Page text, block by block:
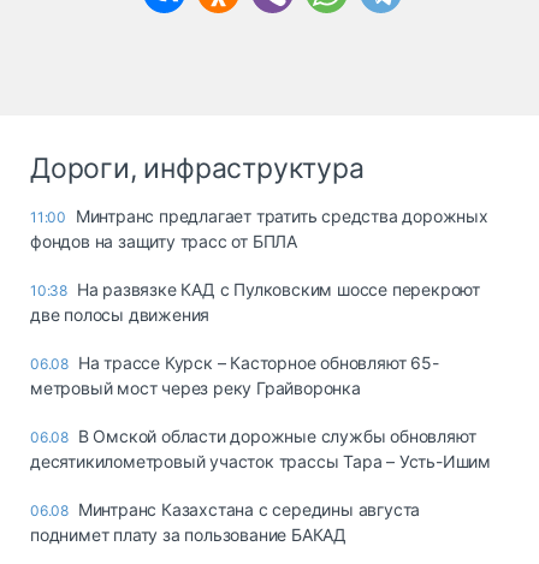
Дороги, инфраструктура
11:00
Минтранс предлагает тратить средства дорожных
фондов на защиту трасс от БПЛА
10:38 На развязке КАД с Пулковским шоссе перекроют
две полосы движения
06.08 На трассе Курск – Касторное обновляют 65-
метровый мост через реку Грайворонка
06.08 В Омской области дорожные службы обновляют
десятикилометровый участок трассы Тара – Усть-Ишим
06.08 Минтранс Казахстана с середины августа
поднимет плату за пользование БАКАД